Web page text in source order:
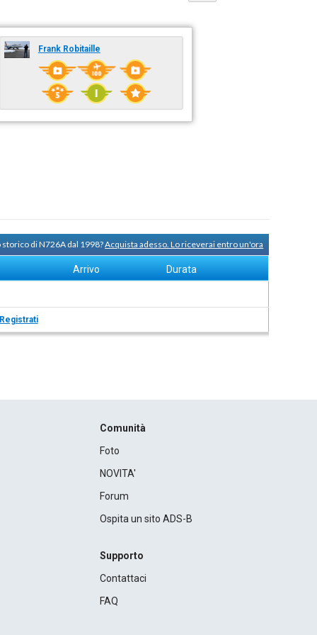
Frank Robitaille
di N726A dal 1998?Acquista adesso. Lo riceverai entro un'ora
Arrivo Durata
Comunità
Foto
NOVITA'
Forum
Ospita un sito ADS-B
Supporto
Contattaci
FAQ